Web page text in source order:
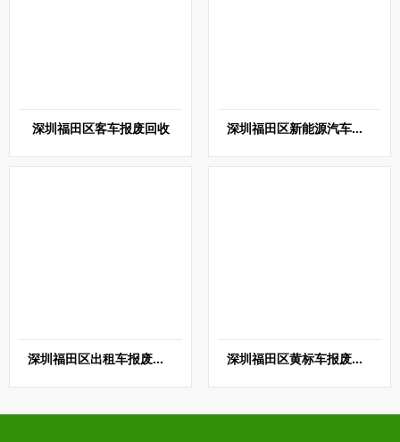
深圳福田区客车报废回收 深圳福田区新能源汽车报废回收
深圳福田区出租车报废回收 深圳福田区黄标车报废回收